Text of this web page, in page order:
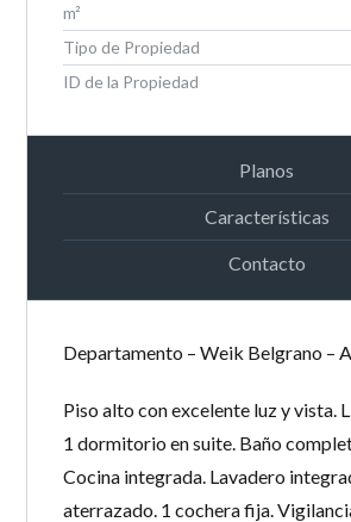
Password
¿Perdiste tu contraseña?
Continuar con Facebook
Continuar conGoogle
m²
Tipo de Propiedad
ID de la Propiedad
Planos
Características
Contacto
Departamento – Weik Belgrano –
Piso alto con excelente luz y vista.
1 dormitorio en suite. Baño
Cocina integrada. Lavadero
aterrazado. 1 cochera fija.